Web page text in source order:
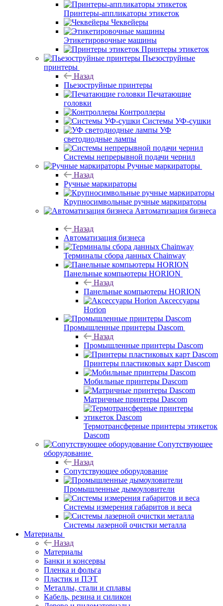
Принтеры-аппликаторы этикеток
Чеквейеры
Этикетировочные машины
Принтеры этикеток
Пьезоструйные
принтеры
Назад
Пьезоструйные принтеры
Печатающие
головки
Контроллеры
Системы УФ-сушки
УФ
светодиодные лампы
Системы непрерывной подачи чернил
Ручные маркираторы
Назад
Ручные маркираторы
Крупносимвольные ручные маркираторы
Автоматизация бизнеса
Назад
Автоматизация бизнеса
Терминалы сбора данных Chainway
Панельные компьютеры HORION
Назад
Панельные компьютеры HORION
Аксессуары
Horion
Промышленные принтеры Dascom
Назад
Промышленные принтеры Dascom
Принтеры пластиковых карт Dascom
Мобильные принтеры Dascom
Матричные принтеры Dascom
Термотрансферные принтеры этикеток
Dascom
Сопутствующее
оборудование
Назад
Сопутствующее оборудование
Промышленные дымоуловители
Системы измерения габаритов и веса
Системы лазерной очистки металла
Материалы
Назад
Материалы
Банки и консервы
Пленка и фольга
Пластик и ПЭТ
Металлы, стали и сплавы
Кабель, резина и силикон